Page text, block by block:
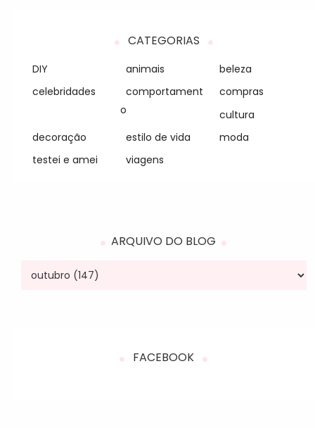
CATEGORIAS
DIY animais
beleza
celebridades
comportament
o
compras
cultura
decoração
estilo de vida
moda
testei e amei
viagens
ARQUIVO DO BLOG
FACEBOOK